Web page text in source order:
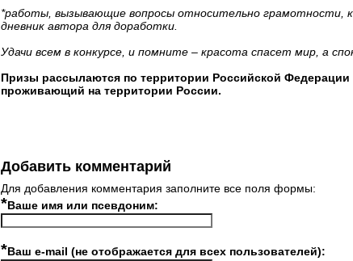
*работы, вызывающие вопросы относительно грамотности,
дневник автора для доработки.
Удачи всем в конкурсе, и помните – красота спасет мир, а
Призы рассылаются по территории Российской
проживающий на территории России.
Добавить комментарий
Для добавления комментария заполните все поля формы:
*Ваше имя или псевдоним:
*Ваш e-mail (не отображается для всех пользователей):